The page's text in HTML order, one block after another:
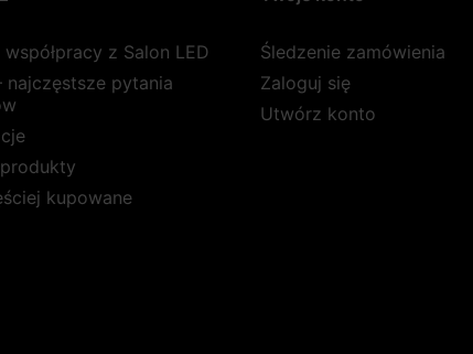
z Salon LED
najczęstsze pytania
kupowane
Śledzenie zamówienia
Zaloguj się
Utwórz konto